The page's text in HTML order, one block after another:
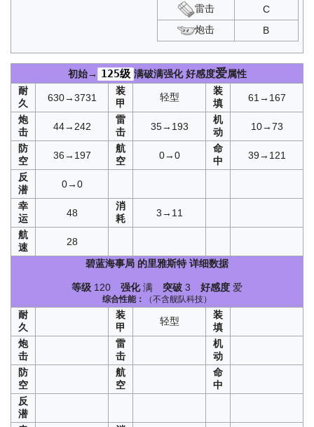
雷击
C
炮击
B
初始→ 125级 满破满强化好感度爱属性
耐
久
630→3731
装
甲
轻型
装
填
61→167
炮
击
44→242
雷
击
35→193
机
动
10→73
防
空
36→197
航
空
0→0
命
中
39→121
反
潜
0→0
幸
运
48
消
耗
3→11
航
速
28
碧蓝海事局 的里雅斯特 详细数据
等级 120 强化满 突破 3 好感度 爱
综合性能： （不含舰队科技）
耐
久
装
甲
轻型
装
填
炮
击
雷
击
机
动
防
空
航
空
命
中
反
潜